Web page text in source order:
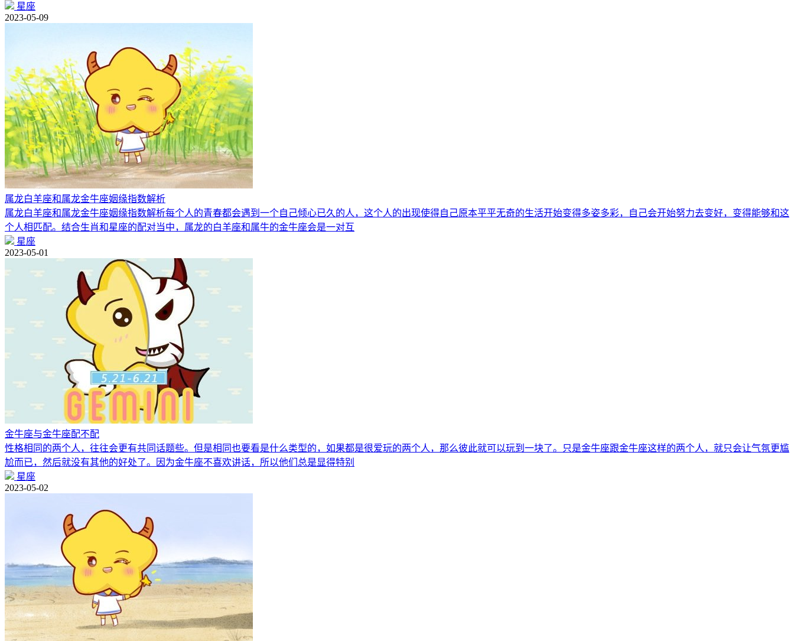
星座
2023-05-09
属龙白羊座和属龙金牛座姻缘指数解析
属龙白羊座和属龙金牛座姻缘指数解析每个人的青春都会遇到一个自己倾心已久的人，这个人的出现使得自己原本平平无奇的生活开始变得多姿多彩，自己会开始努力去变好，变得能够和这
个人相匹配。结合生肖和星座的配对当中，属龙的白羊座和属牛的金牛座会是一对互
星座
2023-05-01
金牛座与金牛座配不配
性格相同的两个人，往往会更有共同话题些。但是相同也要看是什么类型的，如果都是很爱玩的两个人，那么彼此就可以玩到一块了。只是金牛座跟金牛座这样的两个人，就只会让气氛更尴
尬而已，然后就没有其他的好处了。因为金牛座不喜欢讲话，所以他们总是显得特别
星座
2023-05-02